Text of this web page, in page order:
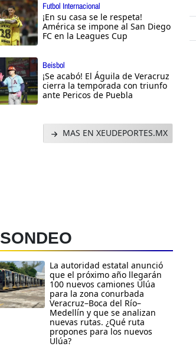
Futbol Internacional
¡En su casa se le respeta!
América se impone al San Diego
FC en la Leagues Cup
Beisbol
¡Se acabó! El Águila de Veracruz
cierra la temporada con triunfo
ante Pericos de Puebla
MAS EN XEUDEPORTES.MX
SONDEO
La autoridad estatal anunció
que el próximo año llegarán
100 nuevos camiones Ulúa
para la zona conurbada
Veracruz–Boca del Río–
Medellín y que se analizan
nuevas rutas. ¿Qué ruta
propones para los nuevos
Ulúa?